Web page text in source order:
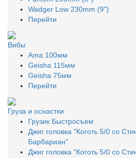
Wadger Low 230mm (9")
Перейти
Вибы
Ama 100мм
Geisha 115мм
Geisha 75мм
Перейти
Груза и оснастки
Грузик Быстросъем
Джиг головка "Коготь 5/0 со
Барбариан"
Джиг головка "Коготь 5/0 со